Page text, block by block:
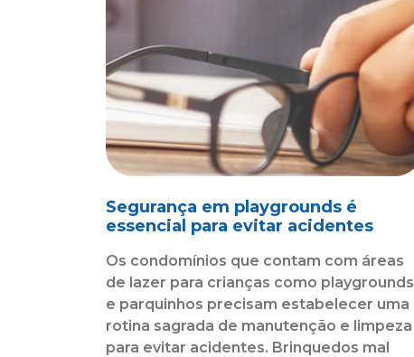
Segurança em playgrounds é
essencial para evitar acidentes
Os condomínios que contam com áreas
de lazer para crianças como playgrounds
e parquinhos precisam estabelecer uma
rotina sagrada de manutenção e limpeza
para evitar acidentes. Brinquedos mal